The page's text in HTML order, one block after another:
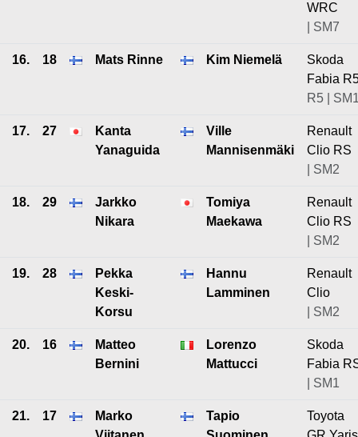
WRC
| SM7
16. 18 Mats Rinne Kim Niemelä
Skoda
Fabia
R5 |
17. 27
Kanta
Yanaguida
Ville
Mannisenmäki
Renault
Clio RS
| SM2
18. 29
Jarkko
Nikara
Tomiya
Maekawa
Renault
Clio RS
| SM2
19. 28
Pekka
Keski-
Korsu
Hannu
Lamminen
Renault
Clio
| SM2
20. 16
Matteo
Bernini
Lorenzo
Mattucci
Skoda
Fabia
| SM1
21. 17
Marko
Tapio
Toyota